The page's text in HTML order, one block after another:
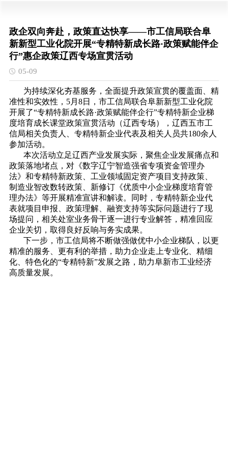
政企双向奔赴，政策直达快享——市工信局联合阜
新新型工业化院开展“专精特新成长路·政策赋能伴企
行”惠企政策辽西专场宣贯活动
05-09
为持续深化夯基服务，全面提升政策宣贯的覆盖面、精
准性和实效性，5月8日，市工信局联合阜新新型工业化院
开展了“专精特新成长路·政策赋能伴企行”专精特新企业梯
度培育成长课堂政策宣贯活动（辽西专场），辽西五市工
信局相关负责人、专精特新企业代表及相关人员共180余人
参加活动。
本次活动立足辽西产业发展实际，聚焦企业发展痛点和
政策落地堵点，对《数字辽宁智造强省专项资金管理办
法》和专精特新政策、工业领域固定资产项目支持政策、
制造业智改数转政策、新修订《优质中小企业梯度培育管
理办法》等开展精准宣讲和解读。同时，专精特新企业代
表就项目申报、政策理解、融资支持等实际问题进行了现
场提问，相关处室业务骨干逐一进行专业解答，精准回应
企业关切，取得良好反响与务实成果。
下一步，市工信局将不断做强做优中小企业梯队，以更
精准的服务、更有利的举措，助力企业走上专业化、精细
化、特色化的“专精特新”发展之路，助力阜新市工业经济
高质量发展。